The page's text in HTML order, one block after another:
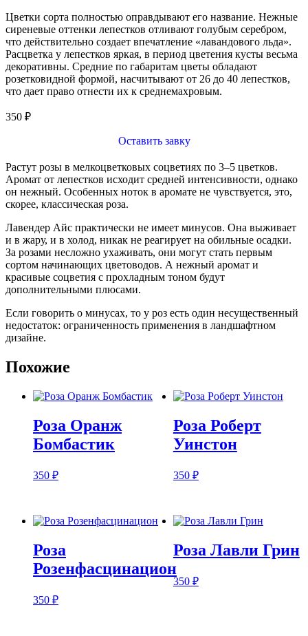
Цветки сорта полностью оправдывают его название. Нежные
сиреневые оттенки лепестков отливают голубым серебром,
что действительно создает впечатление «лавандового льда».
Расцветка у лепестков яркая, в период цветения кусты весьма
декоративны. Средние по габаритам цветы обладают
розетковидной формой, насчитывают от 26 до 40 лепестков,
что дает право отнести их к среднемахровым.
350 ₽
Оставить завку
Растут розы в мелкоцветковых соцветиях по 3–5 цветков.
Аромат от лепестков исходит средней интенсивности, однако
он нежный. Особенных ноток в аромате не чувствуется, это,
скорее, классическая роза.
Лавендер Айс практически не имеет минусов. Она выживает
и в жару, и в холод, никак не реагирует на обильные осадки.
За розами несложно ухаживать, они могут стать первым
сортом начинающих цветоводов. А нежный аромат и
красивые соцветия с прохладным тоном будут
дополнительными плюсами.
Если говорить о минусах, то у роз есть один несущественный
недостаток: ограниченность применения в ландшафтном
дизайне.
Похожие
Роза Оранж
Бомбастик
350 ₽
Роза Роберт
Уинстон
350 ₽
Роза
Розенфасцинацион
350 ₽
Роза Лавли Грин
350 ₽